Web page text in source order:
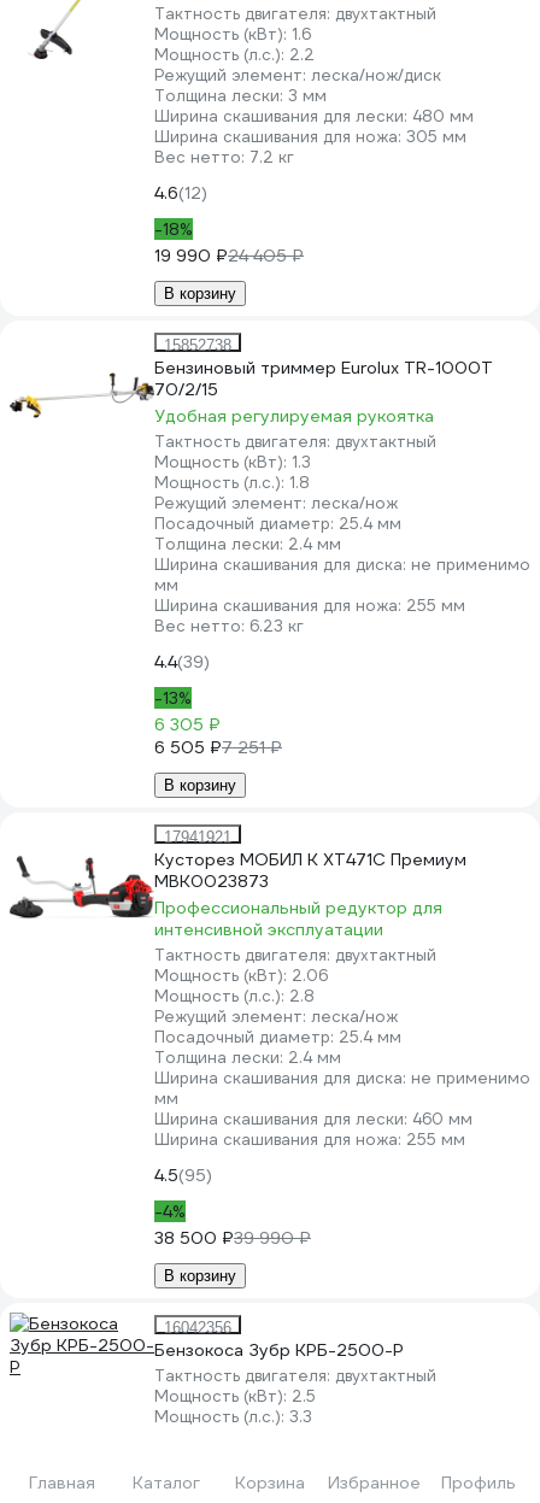
Главная Каталог Корзина Избранное Профиль
Тактность двигателя: двухтактный
Мощность (кВт): 1.6
Мощность (л.с.): 2.2
Режущий элемент: леска/нож/диск
Толщина лески: 3 мм
Ширина скашивания для лески: 480 мм
Ширина скашивания для ножа: 305 мм
Вес нетто: 7.2 кг
4.6(12)
-18%
19 990 ₽24 405 ₽
В корзину
15852738
Бензиновый триммер Eurolux TR-1000T
70/2/15
Удобная регулируемая рукоятка
Тактность двигателя: двухтактный
Мощность (кВт): 1.3
Мощность (л.с.): 1.8
Режущий элемент: леска/нож
Посадочный диаметр: 25.4 мм
Толщина лески: 2.4 мм
Ширина скашивания для диска: не применимо
мм
Ширина скашивания для ножа: 255 мм
Вес нетто: 6.23 кг
4.4(39)
-13%
6 305 ₽
6 505 ₽7 251 ₽
В корзину
17941921
Кусторез МОБИЛ К XT471C Премиум
MBK0023873
Профессиональный редуктор для
интенсивной эксплуатации
Тактность двигателя: двухтактный
Мощность (кВт): 2.06
Мощность (л.с.): 2.8
Режущий элемент: леска/нож
Посадочный диаметр: 25.4 мм
Толщина лески: 2.4 мм
Ширина скашивания для диска: не применимо
мм
Ширина скашивания для лески: 460 мм
Ширина скашивания для ножа: 255 мм
4.5(95)
-4%
38 500 ₽39 990 ₽
В корзину
16042356
Бензокоса Зубр КРБ-2500-Р
Тактность двигателя: двухтактный
Мощность (кВт): 2.5
Мощность (л.с.): 3.3
Толщина лески: 2.4 мм
Ширина скашивания для диска:
не применимо